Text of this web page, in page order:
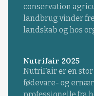
conservation
landbrug vinder
landskab og hos
Nutrifair 2025
NutriFair er en
fødevare- og